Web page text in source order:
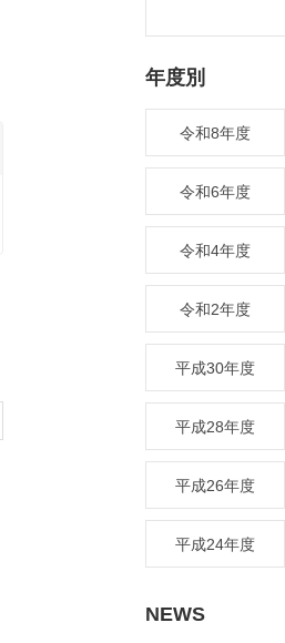
年度別
令和8年度
令和6年度
令和4年度
令和2年度
平成30年度
平成28年度
平成26年度
平成24年度
NEWS